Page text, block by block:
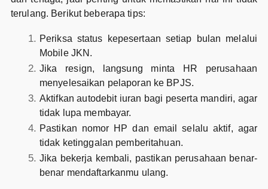
terulang. Berikut beberapa tips:
Periksa status kepesertaan setiap bulan melalui
Mobile JKN.
Jika resign, langsung minta HR perusahaan
menyelesaikan pelaporan ke BPJS.
Aktifkan autodebit iuran bagi peserta mandiri, agar
tidak lupa membayar.
Pastikan nomor HP dan email selalu aktif, agar
tidak ketinggalan pemberitahuan.
Jika bekerja kembali, pastikan perusahaan benar-
benar mendaftarkanmu ulang.